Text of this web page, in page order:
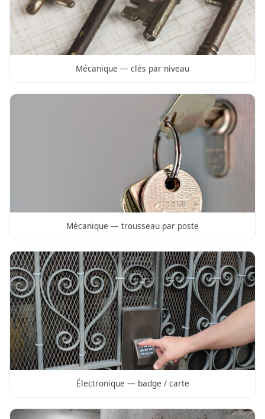
Mécanique — clés par niveau
Mécanique — trousseau par poste
Électronique — badge / carte